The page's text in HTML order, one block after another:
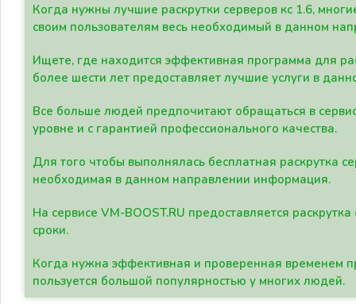
Когда нужны лучшие раскрутки серверов кс 1.6,
своим пользователям весь необходимый в данном
Ищете, где находится эффективная программа для
более шести лет предоставляет лучшие услуги в
Все больше людей предпочитают обращаться в
уровне и с гарантией профессионального качества.
Для того чтобы выполнялась бесплатная раскрутка
необходимая в данном направлении информация.
На сервисе VM-BOOST.RU предоставляется
сроки.
Когда нужна эффективная и проверенная временем
пользуется большой популярностью у многих людей.